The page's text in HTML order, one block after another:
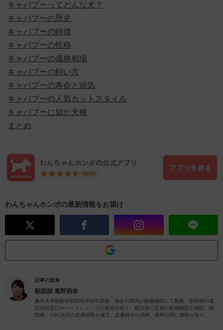
キャバプーってどんな犬？
キャバプーの歴史
キャバプーの特徴
キャバプーの性格
キャバプーの価格相場
キャバプーの飼い方
キャバプーの寿命と病気
キャバプーの人気カットスタイル
キャバプーに似た犬種
まとめ
わんちゃんホンポの最新情報をお届け
記事の監修
獣医師 葛野莉奈
麻布大学獣医学部獣医学科卒業後、神奈川県内の動物病院にて勤務。獣医師の電
話相談窓口やペットショップの巡回を経て、横浜市に自身の動物病院を開院。開
院後、ASC永田の皮膚科塾を修了。皮膚科や小児科、産科分野に興味があり、